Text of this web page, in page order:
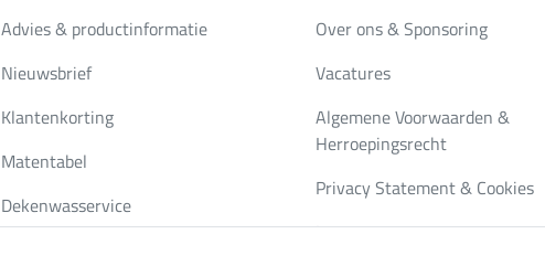
Advies & productinformatie
Nieuwsbrief
Klantenkorting
Matentabel
Dekenwasservice
Over ons & Sponsoring
Vacatures
Algemene Voorwaarden &
Herroepingsrecht
Privacy Statement & Cookies
Impressum